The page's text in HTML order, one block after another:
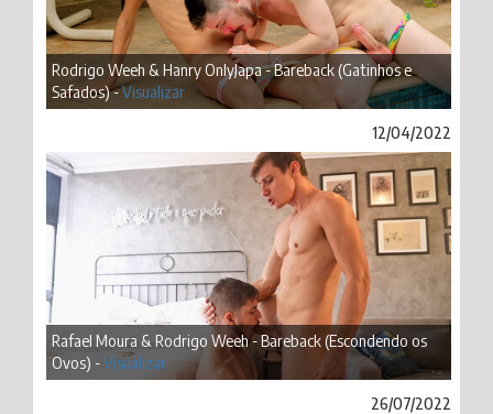
Rodrigo Weeh & Hanry OnlyJapa - Bareback (Gatinhos e
Safados) -Visualizar
12/04/2022
Rafael Moura & Rodrigo Weeh - Bareback (Escondendo os
Ovos) -Visualizar
26/07/2022